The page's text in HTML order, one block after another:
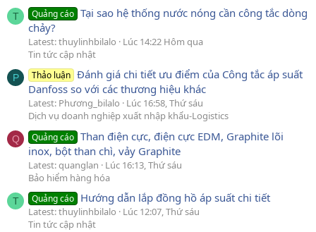
T Quảng cáo Tại sao hệ thống nước nóng cần công tắc dòng
chảy?
Latest: thuylinhbilalo
Lúc 14:22 Hôm qua
Tin tức cập nhật
P Thảo luận Đánh giá chi tiết ưu điểm của Công tắc áp suất
Danfoss so với các thương hiệu khác
Latest: Phương_bilalo
Lúc 16:58, Thứ sáu
Dịch vụ doanh nghiệp xuất nhập khẩu-Logistics
Q Quảng cáo Than điện cực, điện cực EDM, Graphite lõi
inox, bột than chì, vảy Graphite
Latest: quanglan
Lúc 16:13, Thứ sáu
Bảo hiểm hàng hóa
T Quảng cáo Hướng dẫn lắp đồng hồ áp suất chi tiết
Latest: thuylinhbilalo
Lúc 12:07, Thứ sáu
Tin tức cập nhật